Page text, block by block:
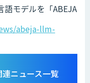
語モデルを「ABEJA
abeja-llm-
ニュース一覧